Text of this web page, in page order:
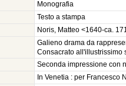
Monografia
Testo a stampa
Noris, Matteo <1640-ca.
Galieno drama da
Consacrato all'illustrissimo
Seconda impressione con
In Venetia : per Francesco